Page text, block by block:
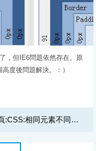
，但IE6問題依然存在。原
度後問題解決。：）
:CSS:相同元素不同結構重復定義的問題